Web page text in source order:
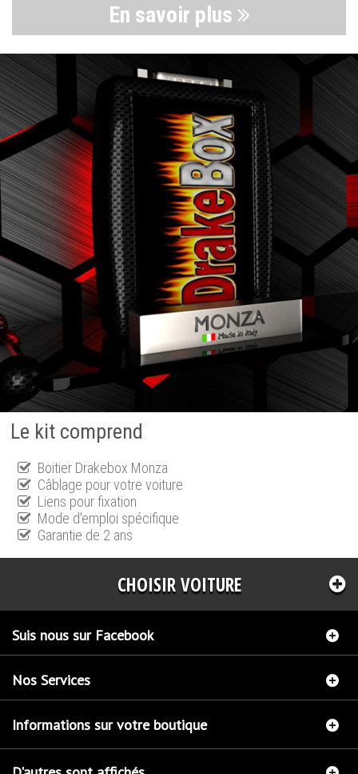
En savoir plus
Le kit comprend
Boitier Drakebox Monza
Câblage pour votre voiture
Liens pour fixation
Mode d'emploi spécifique
Garantie de 2 ans
CHOISIR VOITURE
Suis nous sur Facebook
Nos Services
Informations sur votre boutique